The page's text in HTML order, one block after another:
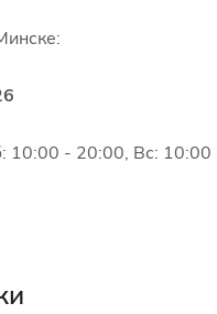
10:00 - 20:00, Вс: